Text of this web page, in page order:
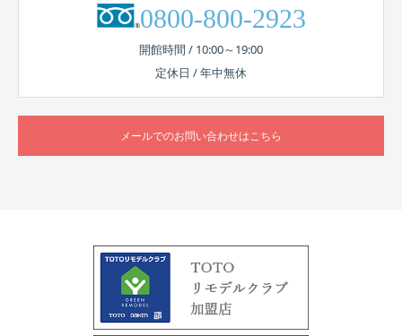
0800-800-2923
開館時間 / 10:00～19:00
定休日 / 年中無休
メールでのお問い合わせはこちら